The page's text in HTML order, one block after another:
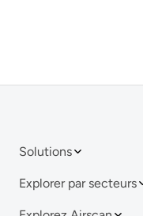
Solutions
Explorer par secteurs